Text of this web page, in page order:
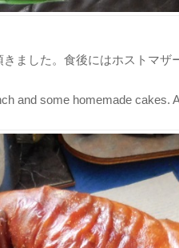
ました。食後にはホストマザ
and some homemade cakes.